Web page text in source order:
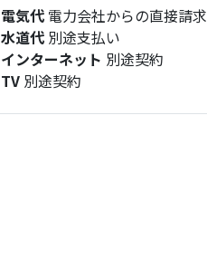
電気代 電力会社からの直接請求
水道代 別途支払い
インターネット 別途契約
TV 別途契約